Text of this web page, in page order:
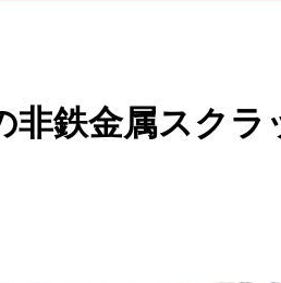
非鉄金属スクラ